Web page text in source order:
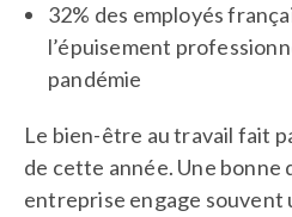
32% des employés
l’épuisement
pandémie
Le bien-être au travail fait
de cette année. Une bonne
entreprise engage